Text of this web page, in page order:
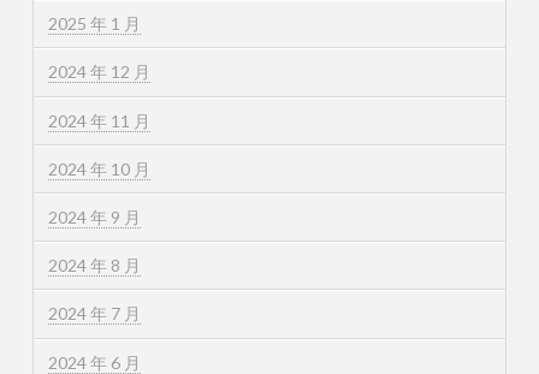
2025 年 1 月
2024 年 12 月
2024 年 11 月
2024 年 10 月
2024 年 9 月
2024 年 8 月
2024 年 7 月
2024 年 6 月